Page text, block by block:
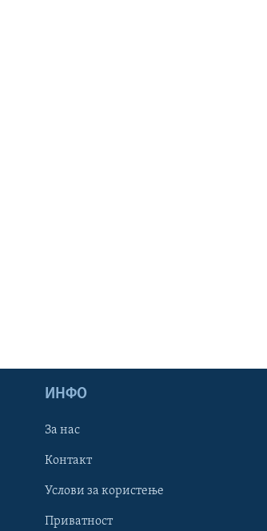
Learning English
ИНФО
За нас
Контакт
Услови за користење
Приватност